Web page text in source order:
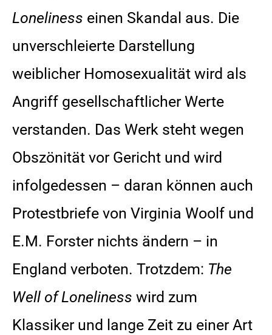
Loneliness einen Skandal aus. Die
unverschleierte Darstellung
weiblicher Homosexualität wird als
Angriff gesellschaftlicher Werte
verstanden. Das Werk steht wegen
Obszönität vor Gericht und wird
infolgedessen – daran können auch
Protestbriefe von Virginia Woolf und
E.M. Forster nichts ändern – in
England verboten. Trotzdem: The
Well of Loneliness wird zum
Klassiker und lange Zeit zu einer Art